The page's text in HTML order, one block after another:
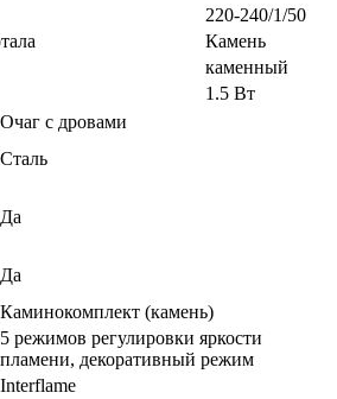
220-240/1/50
Камень
каменный
1.5 Вт
Очаг с дровами
Сталь
Да
Да
Каминокомплект (камень)
5 режимов регулировки яркости
пламени, декоративный режим
Interflame